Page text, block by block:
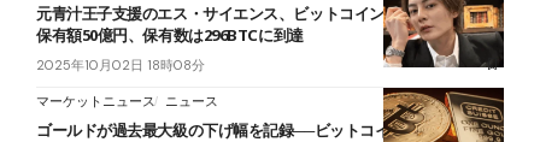
元青汁王子支援のエス・サイエンス、ビットコイン追加購入──累計
保有額50億円、保有数は296BTCに到達
2025年10月02日 18時08分
マーケットニュース ニュース
ゴールドが過去最大級の下げ幅を記録──ビットコイン上昇の予兆か